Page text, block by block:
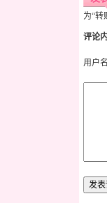
为“转
评论
用户